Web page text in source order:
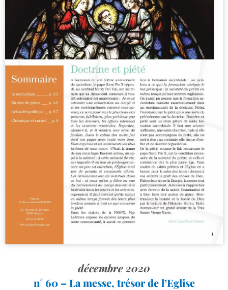
décembre 2020
n° 60 – La messe, trésor de l’Eglise